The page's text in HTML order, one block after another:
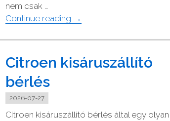
nem csak …
Continue reading "Eladó
split
klíma
olcsón"
→
Citroen kisáruszállító
bérlés
2026-07-27
Citroen kisáruszállító bérlés által egy olyan